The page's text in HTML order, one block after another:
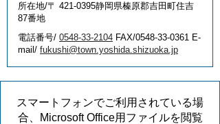
所在地/〒 421-0395静岡県榛原郡吉田町住吉
87番地
電話番号/ 0548-33-2104 FAX/0548-33-0361 E-
mail/ fukushi@town.yoshida.shizuoka.jp
スマートフォンでご利用されている場
合、Microsoft Office用ファイルを閲覧